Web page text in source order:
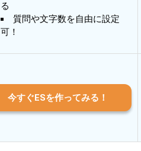
る
質問や文字数を自由に設定
可！
今すぐESを作ってみる！